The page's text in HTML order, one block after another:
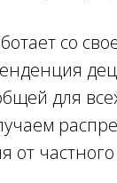
со
для
от